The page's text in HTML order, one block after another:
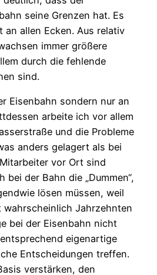
seine Grenzen hat. Es
allen Ecken. Aus relativ
immer größere
durch die fehlende
sind.
Eisenbahn sondern nur an
arbeite ich vor allem
und die Probleme
anders gelagert als bei
vor Ort sind
bei der Bahn die „Dummen“,
lösen müssen, weil
wahrscheinlich Jahrzehnten
bei der Eisenbahn nicht
eigenartige
Entscheidungen treffen.
verstärken, den